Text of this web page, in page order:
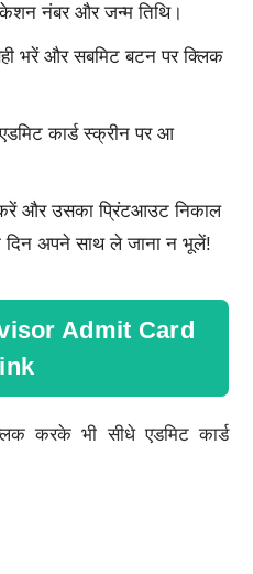
नंबर और जन्म तिथि।
भरें और सबमिट बटन पर क्लिक
कार्ड स्क्रीन पर आ
करें और उसका प्रिंटआउट निकाल
दिन अपने साथ ले जाना न भूलें!
Admit Card
करके भी सीधे एडमिट कार्ड